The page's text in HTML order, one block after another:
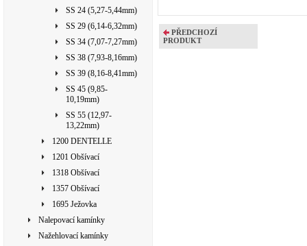
SS 24 (5,27-5,44mm)
SS 29 (6,14-6,32mm)
SS 34 (7,07-7,27mm)
SS 38 (7,93-8,16mm)
SS 39 (8,16-8,41mm)
SS 45 (9,85-
10,19mm)
SS 55 (12,97-
13,22mm)
1200 DENTELLE
1201 Obšívací
1318 Obšívací
1357 Obšívací
1695 Ježovka
Nalepovací kamínky
Nažehlovací kamínky
PŘEDCHOZÍ
PRODUKT